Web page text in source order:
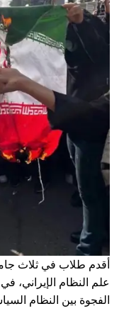
أقدم طلاب في ثلاث
علم النظام الإيراني،
الفجوة بين النظام